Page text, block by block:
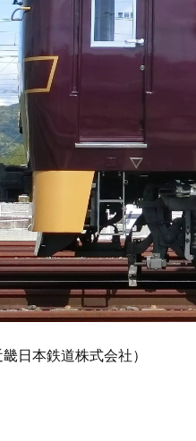
日本鉄道株式会社）